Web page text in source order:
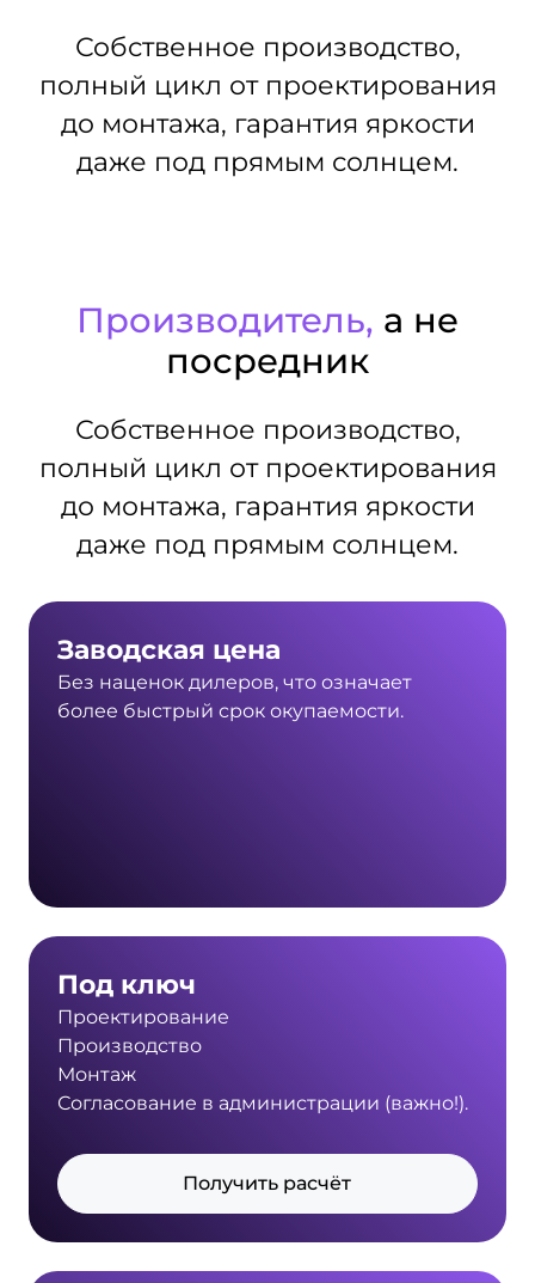
Собственное производство,
полный цикл от проектирования
до монтажа, гарантия яркости
даже под прямым солнцем.
Производитель, а не
посредник
Собственное производство,
полный цикл от проектирования
до монтажа, гарантия яркости
даже под прямым солнцем.
Заводская цена
Без наценок дилеров, что означает
более быстрый срок окупаемости.
Под ключ
Проектирование
Производство
Монтаж
Согласование в администрации (важно!).
Получить расчёт